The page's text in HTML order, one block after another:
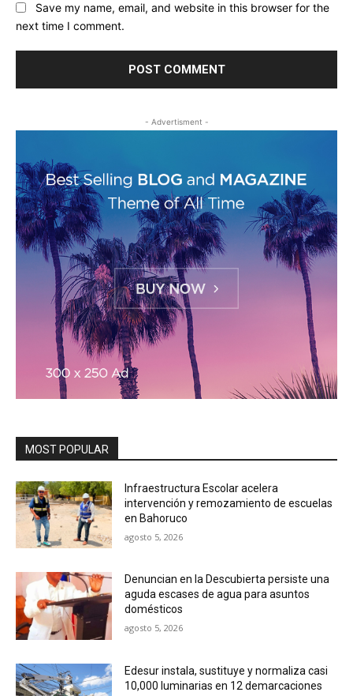
Save my name, email, and website in this browser for the
next time I comment.
- Advertisment -
MOST POPULAR
Infraestructura Escolar acelera
intervención y remozamiento de escuelas
en Bahoruco
agosto 5, 2026
Denuncian en la Descubierta persiste una
aguda escases de agua para asuntos
domésticos
agosto 5, 2026
Edesur instala, sustituye y normaliza casi
10,000 luminarias en 12 demarcaciones